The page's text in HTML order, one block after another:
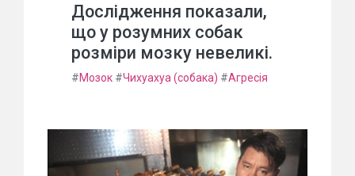
Дослідження показали,
що у розумних собак
розміри мозку невеликі.
#Мозок #Чихуахуа (собака) #Агресія